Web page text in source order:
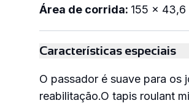
Área de corrida: 155 x 43,6
Características especiais
O passador é suave para os
reabilitação.O tapis roulant